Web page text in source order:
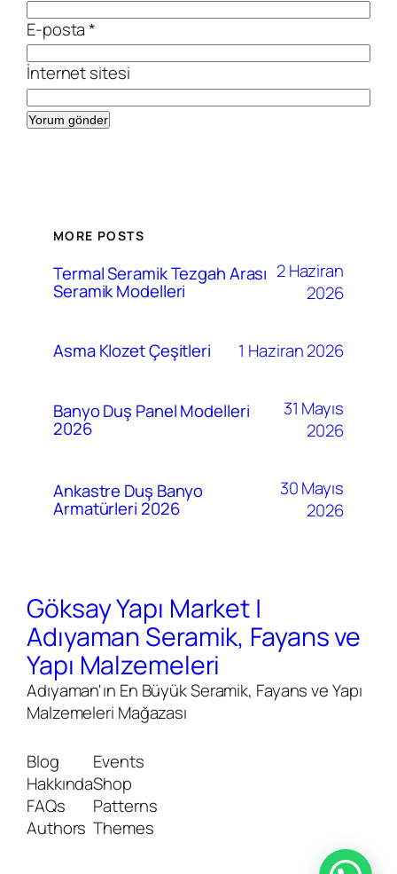
E-posta*
İnternet sitesi
MORE POSTS
Termal Seramik Tezgah Arası
Seramik Modelleri
2 Haziran
2026
Asma Klozet Çeşitleri 1 Haziran 2026
Banyo Duş Panel Modelleri
2026
31 Mayıs
2026
Ankastre Duş Banyo
Armatürleri 2026
30 Mayıs
2026
Göksay Yapı Market |
Adıyaman Seramik, Fayans ve
Yapı Malzemeleri
Adıyaman'ın En Büyük Seramik, Fayans ve Yapı
Malzemeleri Mağazası
Blog
Hakkında
FAQs
Authors
Events
Shop
Patterns
Themes